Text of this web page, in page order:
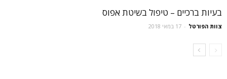
בעיות ברכיים – טיפול בשיטת אפוס
צוות הפורטל - 17 במאי 2018